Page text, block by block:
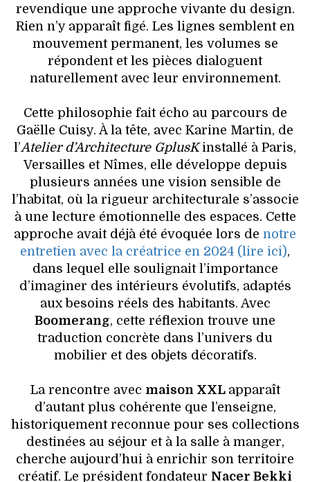
revendique une approche vivante du design.
Rien n’y apparaît figé. Les lignes semblent en
mouvement permanent, les volumes se
répondent et les pièces dialoguent
naturellement avec leur environnement.
Cette philosophie fait écho au parcours de
Gaëlle Cuisy. À la tête, avec Karine Martin, de
l’Atelier d’Architecture GplusKinstallé à Paris,
Versailles et Nîmes, elle développe depuis
plusieurs années une vision sensible de
l’habitat, où la rigueur architecturale s’associe
à une lecture émotionnelle des espaces. Cette
approche avait déjà été évoquée lors de notre
entretien avec la créatrice en 2024 (lire ici),
dans lequel elle soulignait l’importance
d’imaginer des intérieurs évolutifs, adaptés
aux besoins réels des habitants. Avec
Boomerang, cette réflexion trouve une
traduction concrète dans l’univers du
mobilier et des objets décoratifs.
La rencontre avec maison XXL apparaît
d’autant plus cohérente que l’enseigne,
historiquement reconnue pour ses collections
destinées au séjour et à la salle à manger,
cherche aujourd’hui à enrichir son territoire
créatif. Le président fondateur Nacer Bekki